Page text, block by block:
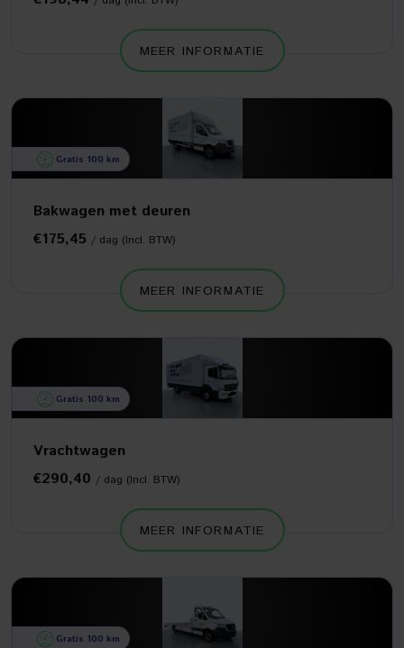
MEER INFORMATIE
Gratis 100 km
Bakwagen met deuren
€175,45 / dag (Incl. BTW)
MEER INFORMATIE
Gratis 100 km
Vrachtwagen
€290,40 / dag (Incl. BTW)
MEER INFORMATIE
Gratis 100 km